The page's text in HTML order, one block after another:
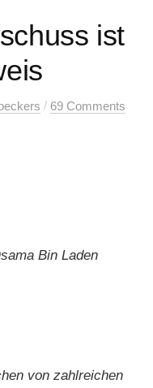
ist
/ 69 Comments
Bin Laden
von zahlreichen